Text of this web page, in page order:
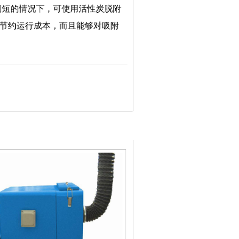
的情况下，可使用活性炭脱附
约运行成本，而且能够对吸附